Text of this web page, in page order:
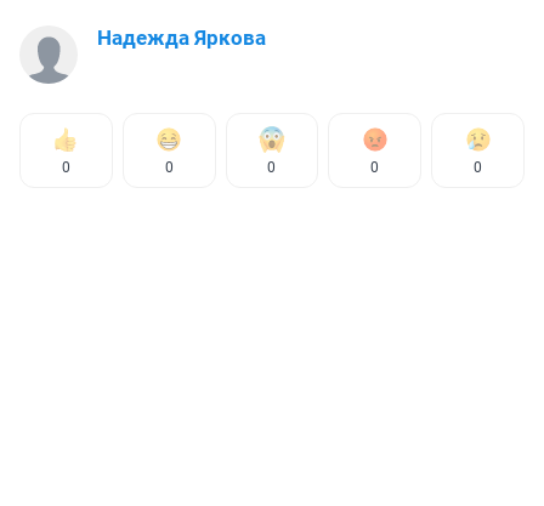
Надежда Яркова
0 0 0 0 0